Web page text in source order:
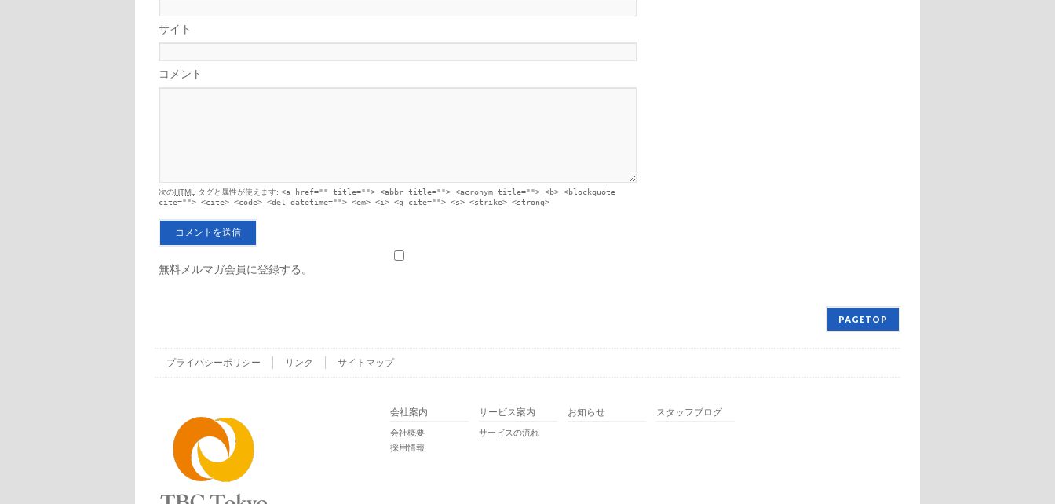
サイト
コメント
次のHTML タグと属性が使えます: <a href="" title=""> <abbr title=""> <acronym title=""> <b> <blockquote
cite=""> <cite> <code> <del datetime=""> <em> <i> <q cite=""> <s> <strike> <strong>
無料メルマガ会員に登録する。
PAGETOP
プライバシーポリシー リンク サイトマップ
会社案内
会社概要
採用情報
サービス案内
サービスの流れ
お知らせ スタッフブログ